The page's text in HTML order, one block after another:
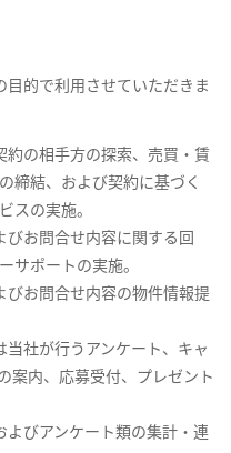
的で利用させていただきま
の相手方の探索、売買・賃
締結、および契約に基づく
スの実施。
お問合せ内容に関する回
サポートの実施。
お問合せ内容の物件情報提
社が行うアンケート、キャ
案内、応募受付、プレゼント
びアンケート類の集計・連